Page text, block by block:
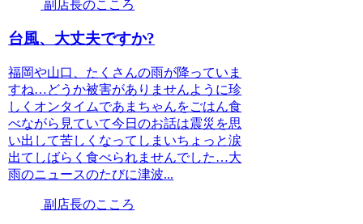
副店長のこころ
台風、大丈夫ですか?
福岡や山口、たくさんの雨が降っていま
すね…どうか被害がありませんように珍
しくオンタイムであまちゃんをごはん食
べながら見ていて今日のお話は震災を思
い出して苦しくなってしまいちょっと涙
出てしばらく食べられませんでした…大
雨のニュースのたびに津波...
副店長のこころ